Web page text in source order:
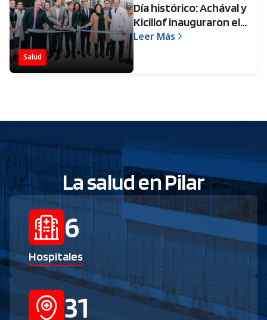
Salud
Día histórico: Achával y
Kicillof inauguraron el
Hospital Central de
Leer Más
La salud en Pilar
6
Hospitales
31